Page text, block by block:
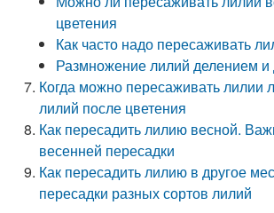
цветения
Как часто надо пересаживать
Размножение лилий делением и
Когда можно пересаживать лилии
лилий после цветения
Как пересадить лилию весной.
весенней пересадки
Как пересадить лилию в другое
пересадки разных сортов лилий